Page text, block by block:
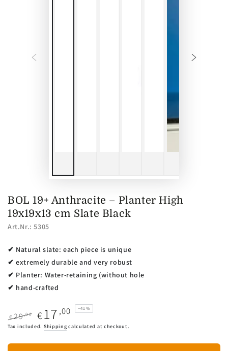
BOL 19+ Anthracite – Planter High
19x19x13 cm Slate Black
Art.Nr.: 5305
​✔ Natural slate: each piece is unique
✔ extremely durable and very robust
✔ Planter: Water-retaining (without hole
✔ hand-crafted
Regular
€ 29,00
Sale
€17 ,00 –41%
Tax included. Shipping calculated at checkout.